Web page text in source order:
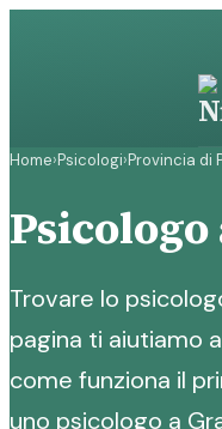
Home›Psicologi›Provincia di
Trovare lo
pagina ti aiutiamo
come funziona il
uno psicologo a